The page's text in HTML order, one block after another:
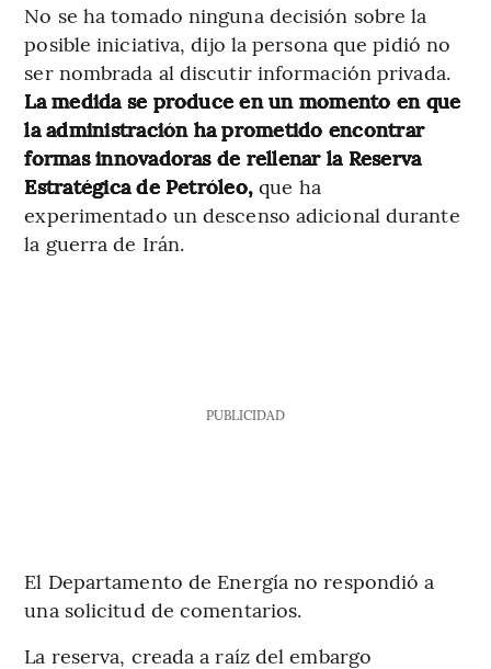
No se ha tomado ninguna decisión sobre la
posible iniciativa, dijo la persona que pidió no
ser nombrada al discutir información privada.
La medida se produce en un momento en que
la administración ha prometido encontrar
formas innovadoras de rellenar la Reserva
Estratégica de Petróleo, que ha
experimentado un descenso adicional durante
la guerra de Irán.
PUBLICIDAD
El Departamento de Energía no respondió a
una solicitud de comentarios.
La reserva, creada a raíz del embargo